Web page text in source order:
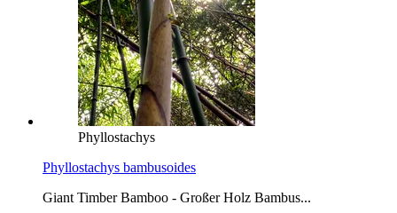
Phyllostachys
Phyllostachys bambusoides
Giant Timber Bamboo - Großer Holz Bambus...